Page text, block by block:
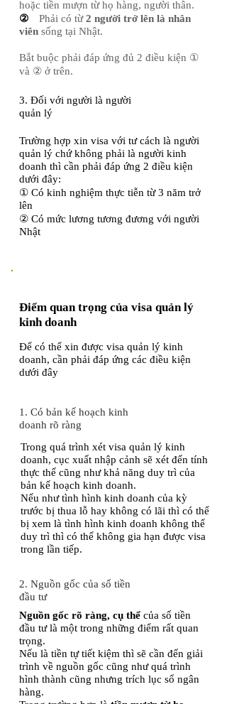
hoặc tiền mượn từ họ hàng, người thân.
② Phải có từ2 người trở lên là nhân
viên sống tại Nhật.
Bắt buộc phải đáp ứng đủ 2 điều kiện ①
và ② ở trên.​
3. Đối với người là người
quản lý
Trường hợp xin visa với tư cách là người
quản lý chứ không phải là người kinh
doanh thì cần phải đáp ứng 2 điều kiện
dưới đây:
① Có kinh nghiệm thực tiễn từ 3 năm trở
lên
② Có mức lương tương đương với người
Nhật
Điểm quan trọng của visa quản lý
kinh doanh
Để có thể xin được visa quản lý kinh
doanh, cần phải đáp ứng các điều kiện
dưới đây
1. Có bản kế hoạch kinh
doanh rõ ràng
Trong quá trình xét visa quản lý kinh
doanh, cục xuất nhập cảnh sẽ xét đến tính
thực thế cũng như khả năng duy trì của
bản kế hoạch kinh doanh.
Nếu như tình hình kinh doanh của kỳ
trước bị thua lỗ hay không có lãi thì có thể
bị xem là tình hình kinh doanh không thể
duy trì thì có thể không gia hạn được visa
trong lần tiếp.
2. Nguồn gốc của số tiền
đầu tư
Nguồn gốc rõ ràng, cụ thể của số tiền
đầu tư là một trong những điểm rất quan
trọng.
Nếu là tiền tự tiết kiệm thì sẽ cần đến giải
trình về nguồn gốc cũng như quá trình
hình thành cũng nhưng trích lục sổ ngân
hàng.